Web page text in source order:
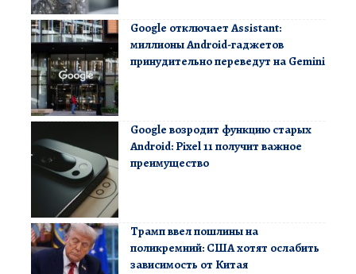
Google отключает Assistant:
миллионы Android-гаджетов
принудительно переведут на Gemini
Google возродит функцию старых
Android: Pixel 11 получит важное
преимущество
Трамп ввел пошлины на
поликремний: США хотят ослабить
зависимость от Китая